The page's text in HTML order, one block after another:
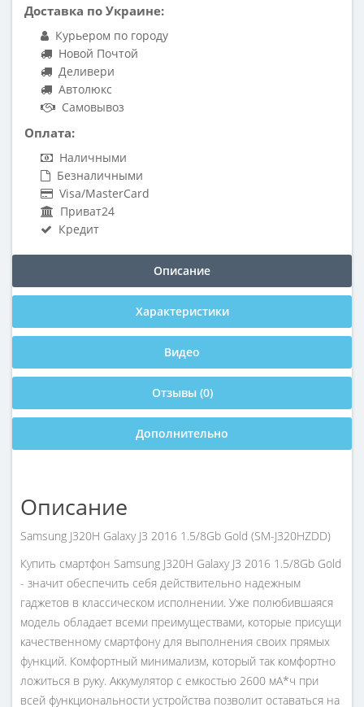
Доставка по Украине:
Курьером по городу
Новой Почтой
Деливери
Автолюкс
Самовывоз
Оплата:
Наличными
Безналичными
Visa/MasterCard
Приват24
Кредит
Описание
Характеристики
Видео
Отзывы (0)
Дополнительно
Описание
Samsung J320H Galaxy J3 2016 1.5/8Gb Gold (SM-J320HZDD)
Купить смартфон Samsung J320H Galaxy J3 2016 1.5/8Gb Gold
- значит обеспечить себя действительно надежным
гаджетов в классическом исполнении. Уже полюбившаяся
модель обладает всеми преимуществами, которые присущи
качественному смартфону для выполнения своих прямых
функций. Комфортный минимализм, который так комфортно
ложиться в руку. Аккумулятор с емкостью 2600 мА*ч при
всей функциональности устройства позволит оставаться на